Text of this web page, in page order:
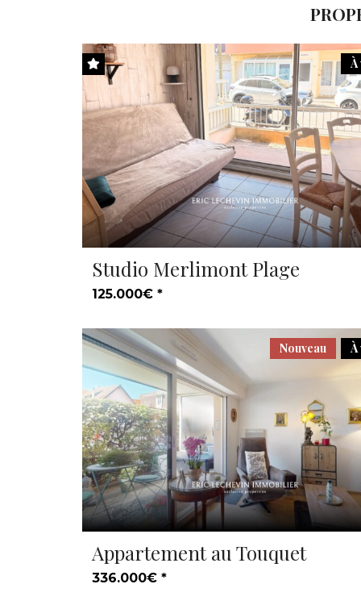
À
Studio Merlimont Plage
125.000€ *
À
Nouveau
Appartement au Touquet
336.000€ *